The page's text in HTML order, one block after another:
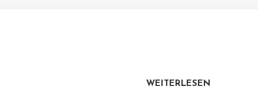
WEITERLESEN